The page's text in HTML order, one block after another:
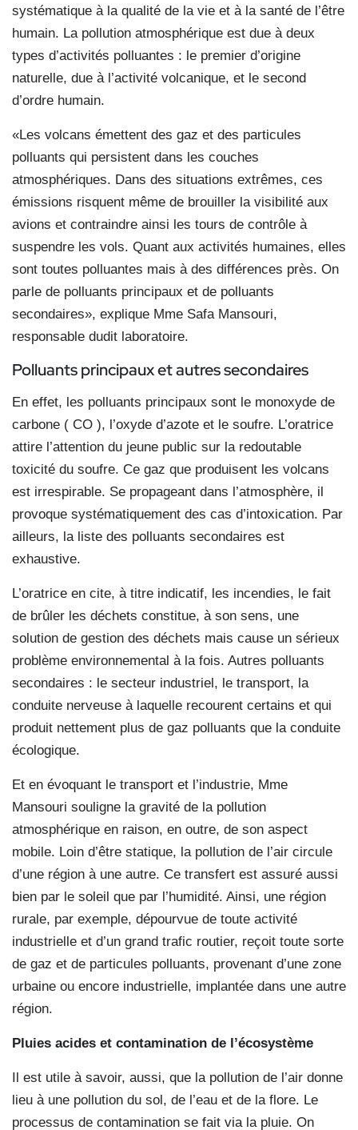
systématique à la qualité de la vie et à la santé de l’être
humain. La pollution atmosphérique est due à deux
types d’activités polluantes : le premier d’origine
naturelle, due à l’activité volcanique, et le second
d’ordre humain.
«Les volcans émettent des gaz et des particules
polluants qui persistent dans les couches
atmosphériques. Dans des situations extrêmes, ces
émissions risquent même de brouiller la visibilité aux
avions et contraindre ainsi les tours de contrôle à
suspendre les vols. Quant aux activités humaines, elles
sont toutes polluantes mais à des différences près. On
parle de polluants principaux et de polluants
secondaires», explique Mme Safa Mansouri,
responsable dudit laboratoire.
Polluants principaux et autres secondaires
En effet, les polluants principaux sont le monoxyde de
carbone ( CO ), l’oxyde d’azote et le soufre. L’oratrice
attire l’attention du jeune public sur la redoutable
toxicité du soufre. Ce gaz que produisent les volcans
est irrespirable. Se propageant dans l’atmosphère, il
provoque systématiquement des cas d’intoxication. Par
ailleurs, la liste des polluants secondaires est
exhaustive.
L’oratrice en cite, à titre indicatif, les incendies, le fait
de brûler les déchets constitue, à son sens, une
solution de gestion des déchets mais cause un sérieux
problème environnemental à la fois. Autres polluants
secondaires : le secteur industriel, le transport, la
conduite nerveuse à laquelle recourent certains et qui
produit nettement plus de gaz polluants que la conduite
écologique.
Et en évoquant le transport et l’industrie, Mme
Mansouri souligne la gravité de la pollution
atmosphérique en raison, en outre, de son aspect
mobile. Loin d’être statique, la pollution de l’air circule
d’une région à une autre. Ce transfert est assuré aussi
bien par le soleil que par l’humidité. Ainsi, une région
rurale, par exemple, dépourvue de toute activité
industrielle et d’un grand trafic routier, reçoit toute sorte
de gaz et de particules polluants, provenant d’une zone
urbaine ou encore industrielle, implantée dans une autre
région.
Pluies acides et contamination de l’écosystème
Il est utile à savoir, aussi, que la pollution de l’air donne
lieu à une pollution du sol, de l’eau et de la flore. Le
processus de contamination se fait via la pluie. On